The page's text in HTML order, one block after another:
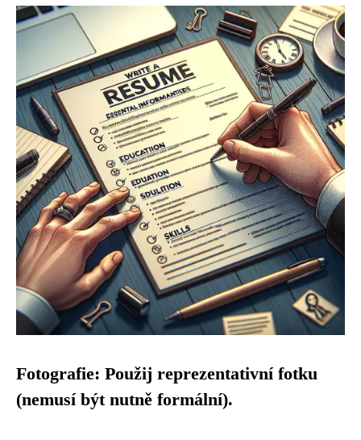
Fotografie: Použij reprezentativní fotku
(nemusí být nutně formální).